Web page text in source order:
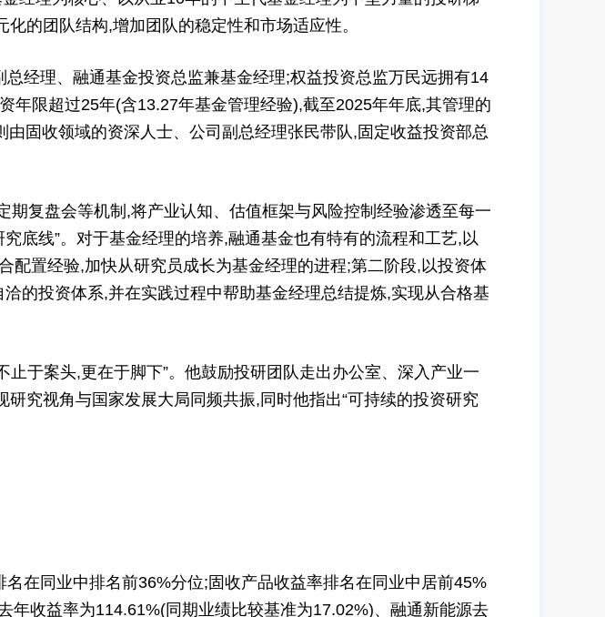
的团队结构,增加团队的稳定性和市场适应性。
理、融通基金投资总监兼基金经理;权益投资总监万民远拥有14
年限超过25年(含13.27年基金管理经验),截至2025年年底,其管理的
固收领域的资深人士、公司副总经理张民带队,固定收益投资部总
复盘会等机制,将产业认知、估值框架与风险控制经验渗透至每一
底线”。对于基金经理的培养,融通基金也有特有的流程和工艺,以
配置经验,加快从研究员成长为基金经理的进程;第二阶段,以投资体
的投资体系,并在实践过程中帮助基金经理总结提炼,实现从合格基
于案头,更在于脚下”。他鼓励投研团队走出办公室、深入产业一
究视角与国家发展大局同频共振,同时他指出“可持续的投资研究
同业中排名前36%分位;固收产品收益率排名在同业中居前45%
收益率为114.61%(同期业绩比较基准为17.02%)、融通新能源去